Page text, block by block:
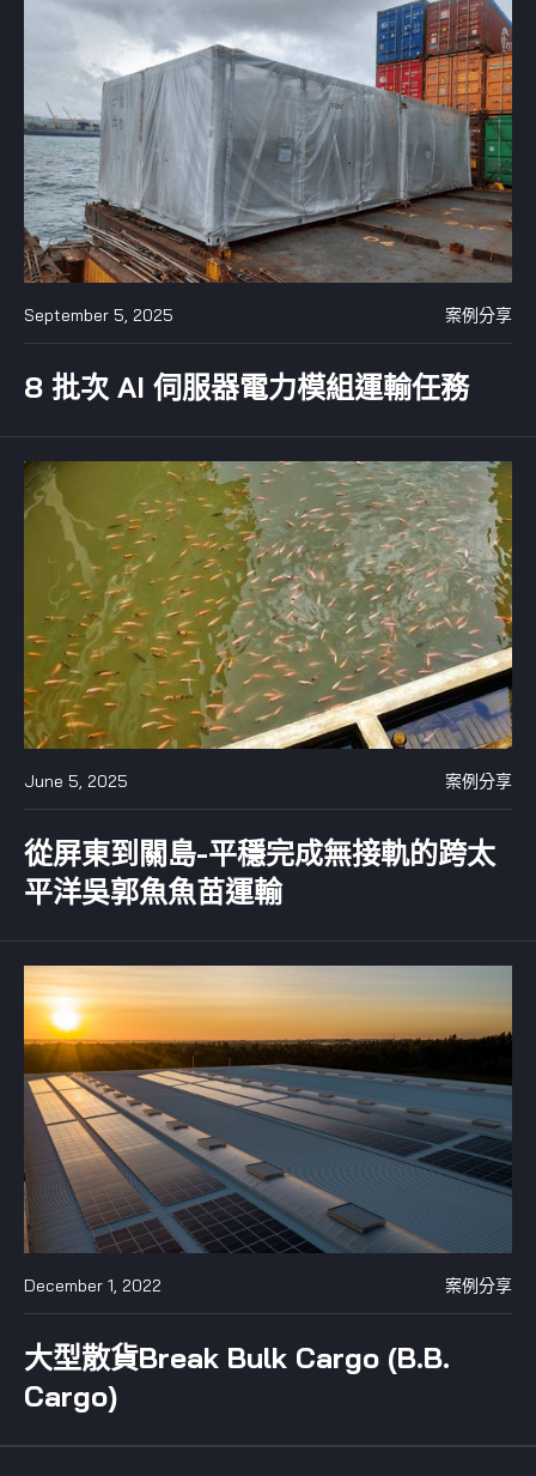
September 5, 2025 案例分享
8 批次 AI 伺服器電力模組運輸任務
June 5, 2025 案例分享
從屏東到關島-平穩完成無接軌的跨太
平洋吳郭魚魚苗運輸
December 1, 2022 案例分享
大型散貨Break Bulk Cargo (B.B.
Cargo)